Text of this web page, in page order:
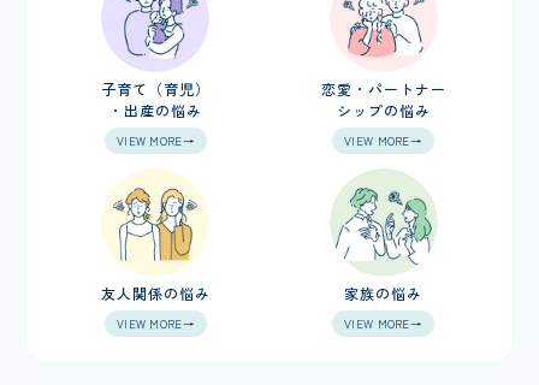
子育て（育児）
・出産の悩み
VIEW MORE→
恋愛・パートナー
シップの悩み
VIEW MORE→
友人関係の悩み
VIEW MORE→
家族の悩み
VIEW MORE→